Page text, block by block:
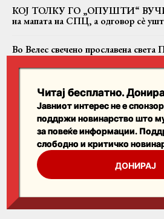
КОЈ ТОЛКУ ГО „ОПУШТИ“
на мапата на СПЦ, а одговор сè
Во Велес свечено прославена света
Јоаникиј и формирање
Пребарајте
Читај бесплатно.
Јавниот интерес не е
поддржи новинарство што
за повеќе информации.
слободно и критичко
ДОНИРАЈ